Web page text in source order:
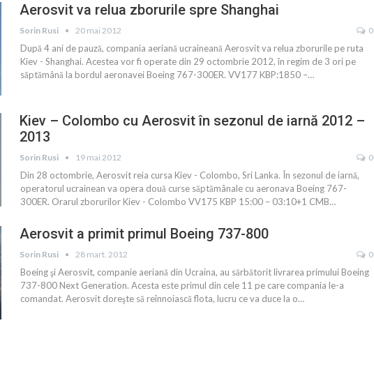
Aerosvit va relua zborurile spre Shanghai
Sorin Rusi 20 mai 2012 0
După 4 ani de pauză, compania aeriană ucraineană Aerosvit va relua zborurile pe ruta
Kiev - Shanghai. Acestea vor fi operate din 29 octombrie 2012, în regim de 3 ori pe
săptămână la bordul aeronavei Boeing 767-300ER. VV177 KBP:1850 –…
Kiev – Colombo cu Aerosvit în sezonul de iarnă 2012 –
2013
Sorin Rusi 19 mai 2012 0
Din 28 octombrie, Aerosvit reia cursa Kiev - Colombo, Sri Lanka. În sezonul de iarnă,
operatorul ucrainean va opera două curse săptămânale cu aeronava Boeing 767-
300ER. Orarul zborurilor Kiev - Colombo VV175 KBP 15:00 – 03:10+1 CMB…
Aerosvit a primit primul Boeing 737-800
Sorin Rusi 28 mart. 2012 0
Boeing şi Aerosvit, companie aeriană din Ucraina, au sărbătorit livrarea primului Boeing
737-800 Next Generation. Acesta este primul din cele 11 pe care compania le-a
comandat. Aerosvit doreşte să reînnoiască flota, lucru ce va duce la o…